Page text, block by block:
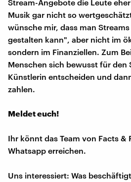
Stream-Angebote die Leute
Musik gar nicht so
wünsche mir, dass man
gestalten kann", aber nicht im
sondern im Finanziellen. Zum
Menschen sich bewusst für den
Künstlerin entscheiden und
zahlen.
Meldet euch!
Ihr könnt das Team von Facts &
Whatsapp erreichen.
Uns interessiert: Was